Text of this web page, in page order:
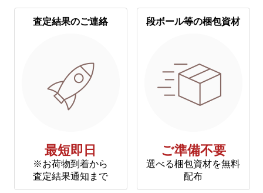
査定結果のご連絡
最短即日
※お荷物到着から
査定結果通知まで
段ボール等の梱包資材
ご準備不要
選べる梱包資材を無料
配布